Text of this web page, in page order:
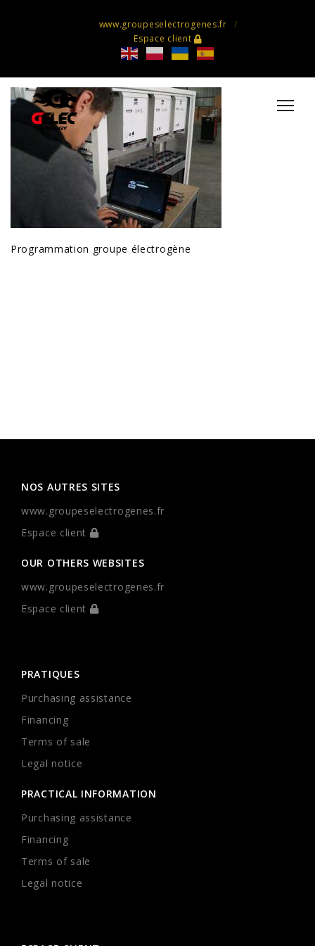
www.groupeselectrogenes.fr
Espace client
Programmation groupe électrogène
NOS AUTRES SITES
www.groupeselectrogenes.fr
Espace client
OUR OTHERS WEBSITES
www.groupeselectrogenes.fr
Espace client
PRATIQUES
Purchasing assistance
Financing
Terms of sale
Legal notice
PRACTICAL INFORMATION
Purchasing assistance
Financing
Terms of sale
Legal notice